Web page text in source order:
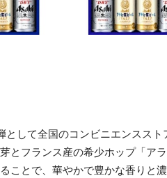
として全国のコンビニエンスス
とフランス産の希少ホップ「ア
ことで、華やかで豊かな香りと